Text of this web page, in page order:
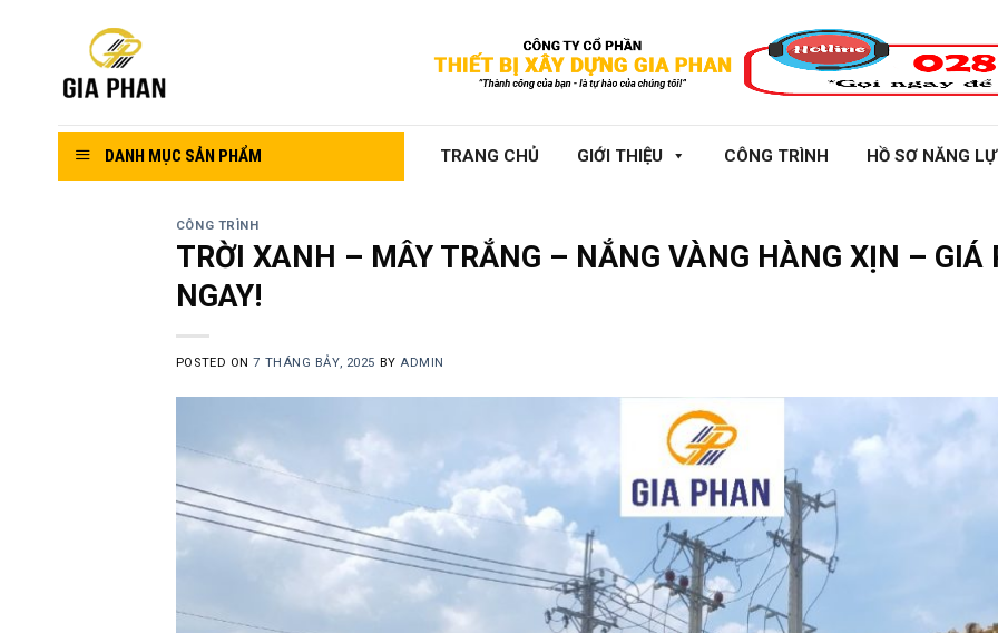
DANH MỤC SẢN PHẨM TRANG CHỦ GIỚI THIỆU CÔNG TRÌNH HỒ SƠ NĂNG
CÔNG TRÌNH
TRỜI XANH – MÂY TRẮNG – NẮNG VÀNG HÀNG XỊN –
NGAY!
POSTED ON7 THÁNG BẢY, 2025 BY ADMIN